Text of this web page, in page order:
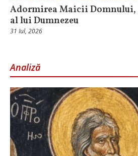
Adormirea Maicii Domnului,
al lui Dumnezeu
31 Iul, 2026
Analiză